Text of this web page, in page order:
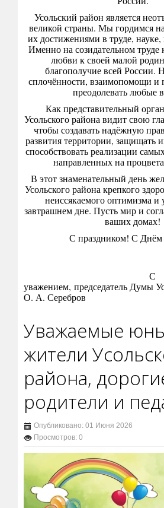
Усольский район является
великой страны. Мы гордимся
их достижениями в труде, науке,
Именно на созидательном труде
любви к своей малой
благополучие всей России.
сплочённости, взаимопомощи и
преодолевать любые
Как представительный
Усольского района видит свою
чтобы создавать надёжную
развития территории, защищать
способствовать реализации
направленных на
В этот знаменательный день
Усольского района крепкого
неиссякаемого оптимизма и
завтрашнем дне. Пусть мир и
ваших домах!
С праздником! С Днём
С
уважением, председатель Думы
О. А. Серебров
Уважаемые
жители
района,
родители и
Опубликовано: 01 Июня 2026
Просмотров: 0